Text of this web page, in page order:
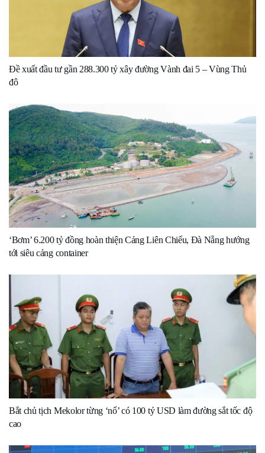
Đề xuất đầu tư gần 288.300 tỷ xây đường Vành đai 5 – Vùng Thủ
đô
‘Bơm’ 6.200 tỷ đồng hoàn thiện Cảng Liên Chiểu, Đà Nẵng hướng
tới siêu cảng container
Bắt chủ tịch Mekolor từng ‘nổ’ có 100 tỷ USD làm đường sắt tốc độ
cao